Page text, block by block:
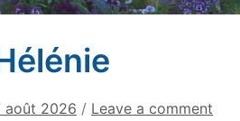
août 2026 / Leave a comment